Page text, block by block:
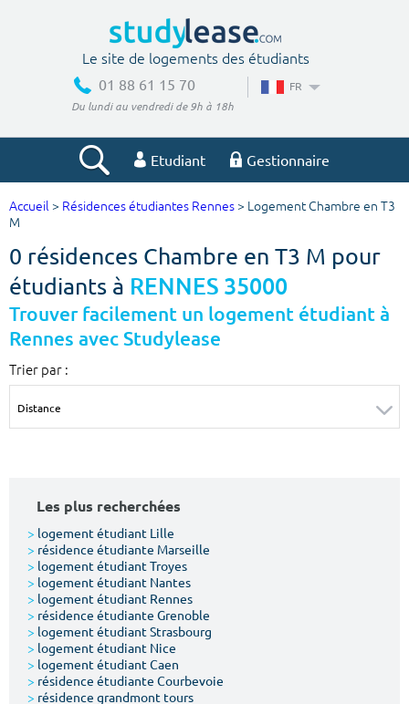
Le site de logements des étudiants
01 88 61 15 70
Du lundi au vendredi de 9h à 18h
FR
Etudiant Gestionnaire
Votre recherche
Ville, école
Budget min
€
Budget max
€
Surface min Surface max
Type de location
Votre date d'entrée
Accueil > Résidences étudiantes Rennes > Logement Chambre en T3
M
0 résidences Chambre en T3 M pour
étudiants à RENNES 35000
Trouver facilement un logement étudiant à
Rennes avec Studylease
Trier par :
Les plus recherchées
> logement étudiant Lille
> résidence étudiante Marseille
> logement étudiant Troyes
> logement étudiant Nantes
> logement étudiant Rennes
> résidence étudiante Grenoble
> logement étudiant Strasbourg
> logement étudiant Nice
> logement étudiant Caen
> résidence étudiante Courbevoie
> résidence grandmont tours